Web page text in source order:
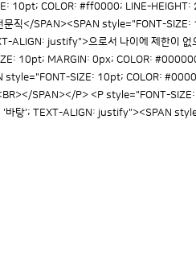
10pt; COLOR: #ff0000; LINE-HEIGHT:
문직</SPAN><SPAN style="FONT-
ALIGN: justify">으로서 나이에 제한이 없
10pt; MARGIN: 0px; COLOR:
style="FONT-SIZE: 10pt; COLOR:
SPAN></P> <P style="FONT-
바탕'; TEXT-ALIGN: justify"><SPAN